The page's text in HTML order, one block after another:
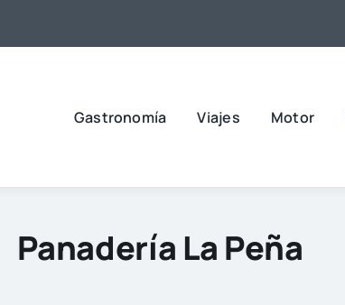
Gastronomía Viajes Motor
Panadería La Peña